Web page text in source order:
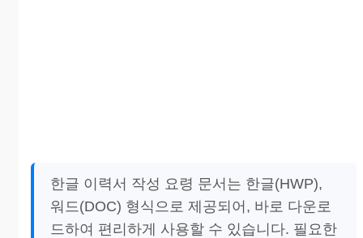
한글 이력서 작성 요령 문서는 한글(HWP),
워드(DOC) 형식으로 제공되어, 바로 다운로
드하여 편리하게 사용할 수 있습니다. 필요한